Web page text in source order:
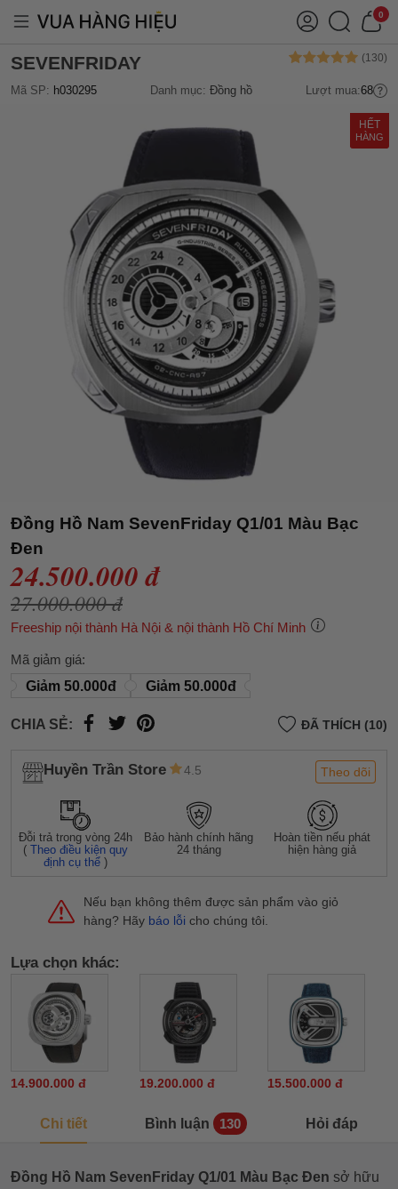
0
SEVENFRIDAY
Mã SP: h030295 Danh mục: Đồng hồ Lượt mua:68
HẾT
HÀNG
Đồng Hồ Nam SevenFriday Q1/01 Màu Bạc
Đen
24.500.000 đ
27.000.000 đ
Freeship nội thành Hà Nội & nội thành Hồ Chí Minh
Mã giảm giá:
Giảm 50.000đ
Giảm 50.000đ
CHIA SẺ: ĐÃ THÍCH (10)
Huyền Trần Store 4.5 Theo dõi
Đỗi trả trong vòng 24h
(Theo điều kiện quy
định cụ thể )
Bảo hành chính hãng
24 tháng
Hoàn tiền nếu phát
hiện hàng giả
Nếu bạn không thêm được sản phẩm vào giỏ
hàng? Hãy báo lỗi cho chúng tôi.
Lựa chọn khác:
14.900.000 đ 19.200.000 đ 15.500.000 đ
Chi tiết Bình luận 130 Hỏi đáp
Đồng Hồ Nam SevenFriday Q1/01 Màu Bạc Đen sở hữu